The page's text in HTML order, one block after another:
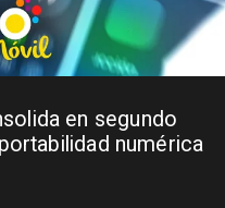
en segundo
numérica